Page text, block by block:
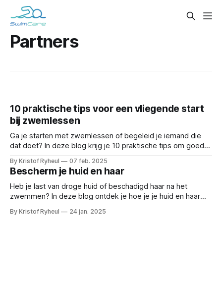
Partners
10 praktische tips voor een vliegende start
bij zwemlessen
Ga je starten met zwemlessen of begeleid je iemand die
dat doet? In deze blog krijg je 10 praktische tips om goed
mindset en routine.
By Kristof Ryheul 07 feb. 2025
Bescherm je huid en haar
Heb je last van droge huid of beschadigd haar na het
zwemmen? In deze blog ontdek je hoe je je huid en haar
vermijdt na een zwemsessie.
By Kristof Ryheul 24 jan. 2025